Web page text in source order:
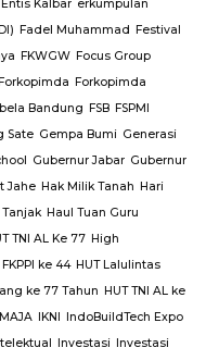
Entis Kalbar erkumpulan
Fadel Muhammad Festival
FKWGW Focus Group
Forkopimda Forkopimda
Bandung FSB FSPMI
Sate Gempa Bumi Generasi
Gubernur Jabar Gubernur
Jahe Hak Milik Tanah Hari
Tanjak Haul Tuan Guru
TNI AL Ke 77 High
FKPPI ke 44 HUT Lalulintas
ke 77 Tahun HUT TNI AL ke
IKNI IndoBuildTech Expo
Investasi Investasi